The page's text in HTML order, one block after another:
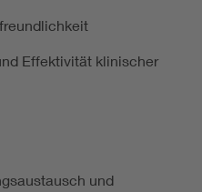
Effektivität klinischer
und